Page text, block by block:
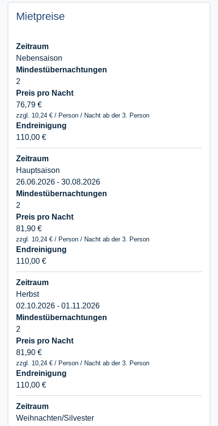
Mietpreise
Nebensaison
2
76,79 €
zzgl. 10,24 € / Person / Nacht ab der 3. Person
110,00 €
Hauptsaison
26.06.2026 - 30.08.2026
2
81,90 €
zzgl. 10,24 € / Person / Nacht ab der 3. Person
110,00 €
Herbst
02.10.2026 - 01.11.2026
2
81,90 €
zzgl. 10,24 € / Person / Nacht ab der 3. Person
110,00 €
Weihnachten/Silvester